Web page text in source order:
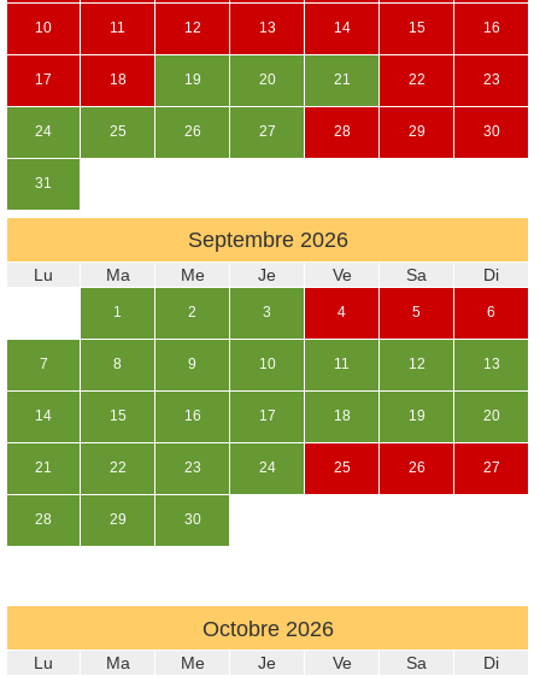
10 11 12 13 14 15 16
17 18 19 20 21 22 23
24 25 26 27 28 29 30
31
Septembre 2026
Lu Ma Me Je Ve Sa Di
1 2 3 4 5 6
7 8 9 10 11 12 13
14 15 16 17 18 19 20
21 22 23 24 25 26 27
28 29 30
Octobre 2026
Lu Ma Me Je Ve Sa Di